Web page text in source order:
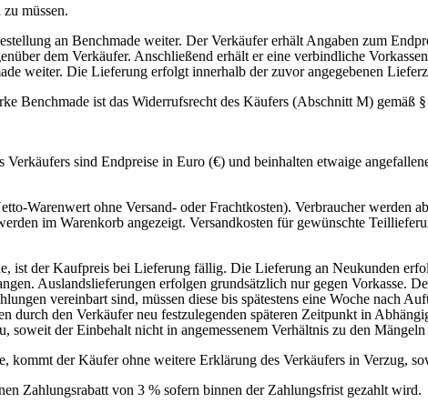
müssen.
an Benchmade weiter. Der Verkäufer erhält Angaben zum
dem Verkäufer. Anschließend erhält er eine verbindliche
weiter. Die Lieferung erfolgt innerhalb der zuvor angegebenen
Benchmade ist das Widerrufsrecht des Käufers (Abschnitt M) gemäß
Verkäufers sind Endpreise in Euro (€) und beinhalten etwaige
Warenwert ohne Versand- oder Frachtkosten). Verbraucher werden
im Warenkorb angezeigt. Versandkosten für gewünschte
ist der Kaufpreis bei Lieferung fällig. Die Lieferung an Neukunden
Auslandslieferungen erfolgen grundsätzlich nur gegen Vorkasse.
vereinbart sind, müssen diese bis spätestens eine Woche nach
durch den Verkäufer neu festzulegenden späteren Zeitpunkt in
soweit der Einbehalt nicht in angemessenem Verhältnis zu den
kommt der Käufer ohne weitere Erklärung des Verkäufers in Verzug,
Zahlungsrabatt von 3 % sofern binnen der Zahlungsfrist gezahlt wird.